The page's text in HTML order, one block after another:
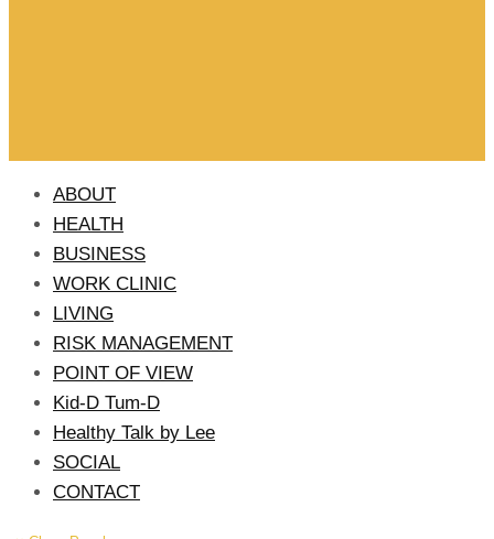
ABOUT
HEALTH
BUSINESS
WORK CLINIC
LIVING
RISK MANAGEMENT
POINT OF VIEW
Kid-D Tum-D
Healthy Talk by Lee
SOCIAL
CONTACT